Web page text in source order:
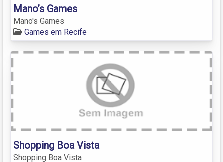
Mano’s Games
Mano's Games
Games em Recife
Shopping Boa Vista
Shopping Boa Vista